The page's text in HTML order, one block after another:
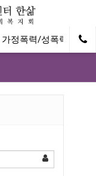
가정폭력/성폭력 온